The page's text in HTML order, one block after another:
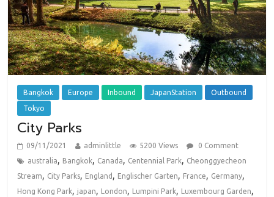
Bangkok Europe Inbound JapanStation
Outbound
Tokyo
City Parks
09/11/2021 adminlittle 5200 Views
0 Comment
australia, Bangkok, Canada, Centennial Park, Cheonggyecheon
Stream, City Parks, England , Englischer Garten, France, Germany,
Hong Kong Park, japan, London, Lumpini Park, Luxembourg Garden,